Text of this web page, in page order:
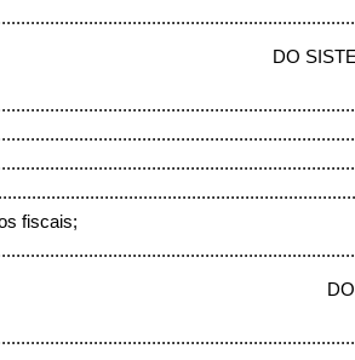
DO
fiscais;